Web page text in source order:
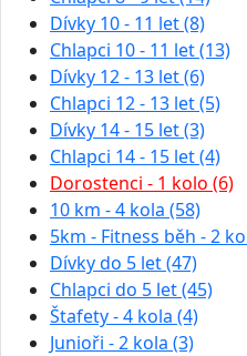
Dívky 10 - 11 let (8)
Chlapci 10 - 11 let (13)
Dívky 12 - 13 let (6)
Chlapci 12 - 13 let (5)
Dívky 14 - 15 let (3)
Chlapci 14 - 15 let (4)
Dorostenci - 1 kolo (6)
10 km - 4 kola (58)
5km - Fitness běh - 2
Dívky do 5 let (47)
Chlapci do 5 let (45)
Štafety - 4 kola (4)
Junioři - 2 kola (3)